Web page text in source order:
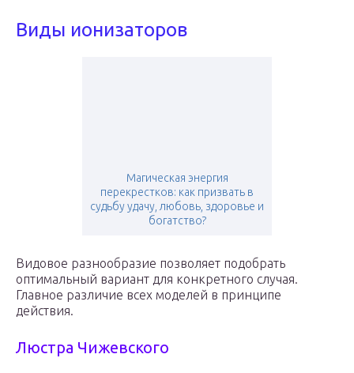
Виды ионизаторов
Магическая энергия
перекрестков: как призвать в
судьбу удачу, любовь, здоровье и
богатство?
Видовое разнообразие позволяет подобрать
оптимальный вариант для конкретного случая.
Главное различие всех моделей в принципе
действия.
Люстра Чижевского